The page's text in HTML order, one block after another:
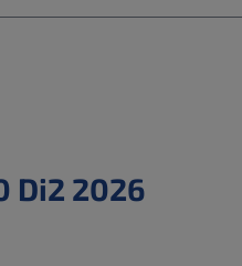
Di2 2026